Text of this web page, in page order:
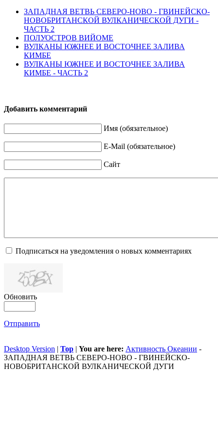
ЗАПАДНАЯ ВЕТВЬ СЕВЕРО-НОВО - ГВИНЕЙСКО-
НОВОБРИТАНСКОЙ ВУЛКАНИЧЕСКОЙ ДУГИ -
ЧАСТЬ 2
ПОЛУОСТРОВ ВИЙОМЕ
ВУЛКАНЫ ЮЖНЕЕ И ВОСТОЧНЕЕ ЗАЛИВА
КИМБЕ
ВУЛКАНЫ ЮЖНЕЕ И ВОСТОЧНЕЕ ЗАЛИВА
КИМБЕ - ЧАСТЬ 2
Добавить комментарий
Имя (обязательное)
E-Mail (обязательное)
Сайт
Подписаться на уведомления о новых комментариях
Обновить
Отправить
Desktop Version | Top | You are here: Активность Океании -
ЗАПАДНАЯ ВЕТВЬ СЕВЕРО-НОВО - ГВИНЕЙСКО-
НОВОБРИТАНСКОЙ ВУЛКАНИЧЕСКОЙ ДУГИ